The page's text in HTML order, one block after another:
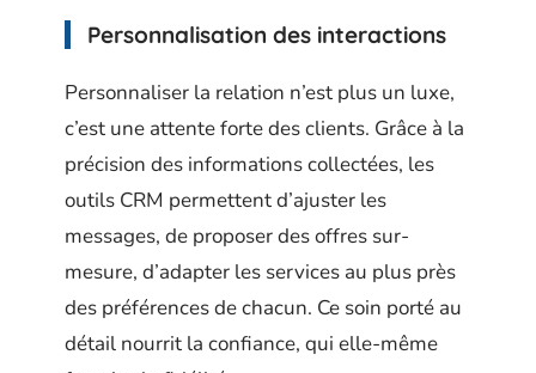
Personnalisation des interactions
Personnaliser la relation n’est plus un luxe,
c’est une attente forte des clients. Grâce à la
précision des informations collectées, les
outils CRM permettent d’ajuster les
messages, de proposer des offres sur-
mesure, d’adapter les services au plus près
des préférences de chacun. Ce soin porté au
détail nourrit la confiance, qui elle-même